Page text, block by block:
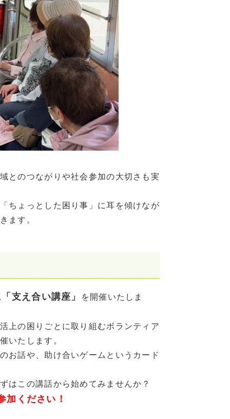
のつながりや社会参加の大切さも実
ょっとした困り事」に耳を傾けなが
ます。
支え合い講座」 を開催いたしま
の困りごとに取り組むボランティア
いたします。
話や、助け合いゲームというカード
はこの講話から始めてみませんか？
加ください！